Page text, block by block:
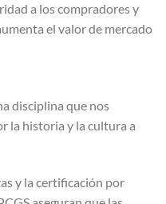
a los compradores y
el valor de mercado
disciplina que nos
la historia y la cultura a
y la certificación por